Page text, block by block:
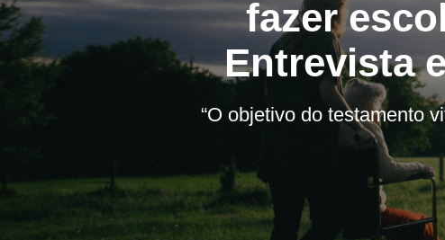
fazer
Entrevista
“O objetivo do testamento